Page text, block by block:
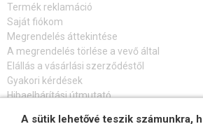
Termék reklamáció
Saját fiókom
Megrendelés áttekintése
A megrendelés törlése a vevő által
Elállás a vásárlási szerződéstől
Gyakori kérdések
Hibaelhárítási útmutató
A sütik lehetővé teszik számunkra,